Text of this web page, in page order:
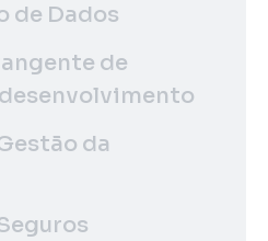
de Dados
de
da